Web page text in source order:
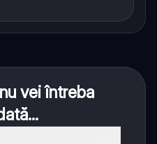
vei întreba